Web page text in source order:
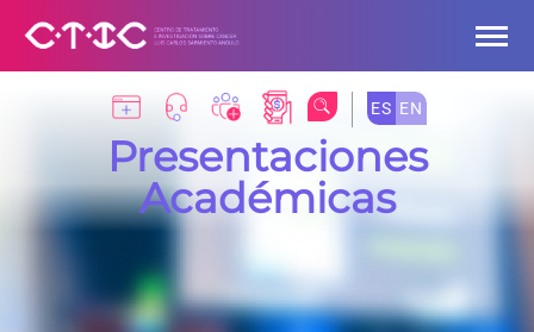
Saltar al contenido principal ES EN
Presentaciones
Académicas